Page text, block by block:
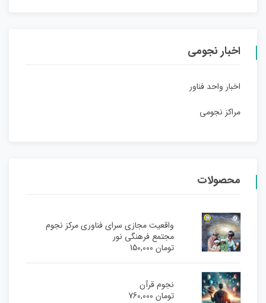
اخبار نجومی
اخبار واحد فناور
مراکز نجومی
محصولات
واقعیت مجازی سرای فناوری مرکز نجوم
مجتمع فرهنگی نور
تومان150,000
نجوم قرآن
تومان760,000